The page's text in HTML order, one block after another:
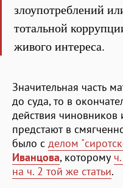
злоупотреблений
тотальной
живого интереса.
Значительная часть
до суда, то в
действия
предстают в
было с делом
Иванцова, которому
на ч. 2 той же статьи.